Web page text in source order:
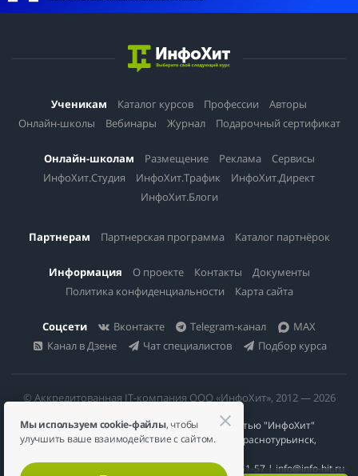
Ученикам Каталог курсов Профессии
Авторы
Онлайн-школы
Вебинары Журнал Подарочный сертификат
Онлайн-школам Размещение Реклама
Сервисы
ИнфоХит.Студия
ИнфоХит.Трафик
ИнфоХит.Директ
ИнфоХит.Блоги
Партнерам Партнерская программа Каталог партнёрок
Информация О проекте Контакты
Документы
Политика конфиденциальности
Карта сайта
Соцсети Вконтакте Telegram-канал
MAX
Канал в Дзене
Чат специалистов Подбор курса
© Аккредитованная IT-компания ООО «ИнфоХит», 2012 — 2026
Общество с ограниченной ответственностью "ИнфоХит"
624446, Россия, Свердловская область, г. Краснотурьинск,
ИНН 6617023200 | КПП 661701001 | +7 984 888-51-57 | info@info-hit.ru
Мы используем cookie-файлы, чтобы
улучшить ваше взаимодействие с сайтом.